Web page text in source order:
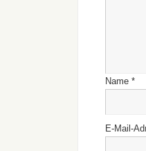
Name *
E-Mail-